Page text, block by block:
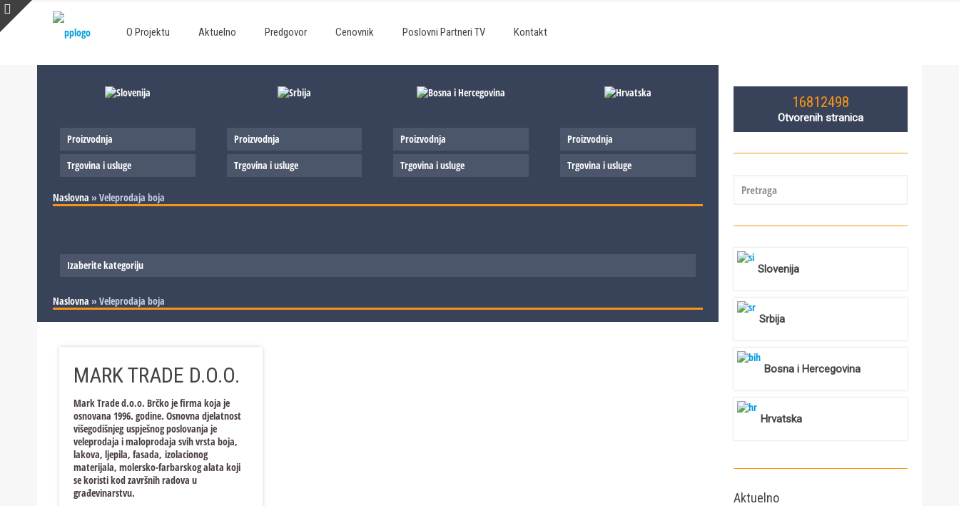
O Projektu Aktuelno Predgovor Cenovnik Poslovni Partneri TV Kontakt
Proizvodnja
Trgovina i usluge
Proizvodnja
Trgovina i usluge
Proizvodnja
Trgovina i usluge
Proizvodnja
Trgovina i usluge
Naslovna » Veleprodaja boja
Izaberite kategoriju
Trgovina i usluge
Proizvodnja
Trgovina i usluge
Hrvatska
Proizvodnja
Trgovina i usluge
Naslovna » Veleprodaja boja
MARK TRADE D.O.O.
Mark Trade d.o.o. Brčko je firma koja je
osnovana 1996. godine. Osnovna djelatnost
višegodišnjeg uspješnog poslovanja je
veleprodaja i maloprodaja svih vrsta boja,
lakova, ljepila, fasada, izolacionog
materijala, molersko-farbarskog alata koji
se koristi kod završnih radova u
građevinarstvu.
16812498
Otvorenih stranica
Slovenija
Srbija
Bosna i Hercegovina
Hrvatska
Aktuelno